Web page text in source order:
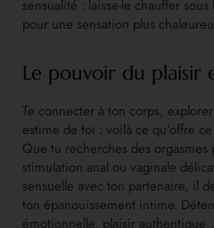
sensualité : laisse-le chauffer sous
pour une sensation plus
Le pouvoir du plaisir
Te connecter à ton corps,
estime de toi : voilà ce qu’offre ce
Que tu recherches des orgasmes
stimulation anal ou vaginale
sensuelle avec ton partenaire, il
ton épanouissement intime.
émotionnelle, plaisir